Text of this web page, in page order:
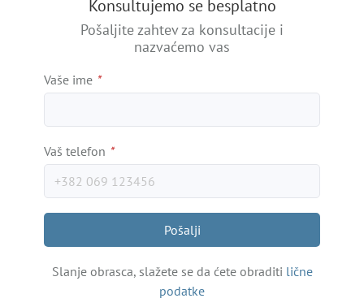
Konsultujemo se besplatno
Pošaljite zahtev za konsultacije i
nazvaćemo vas
Vaše ime *
Vaš telefon *
Pošalji
Slanje obrasca, slažete se da ćete obraditi lične
podatke